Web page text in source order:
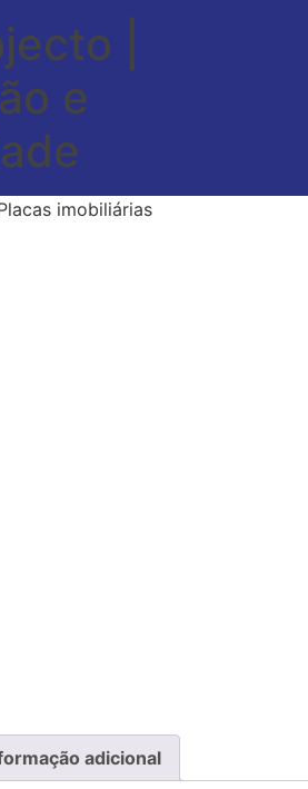
|
e
imobiliárias
adicional